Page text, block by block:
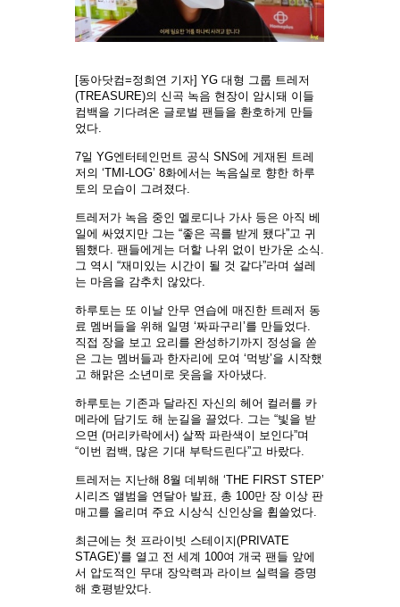
[동아닷컴=정희연 기자] YG 대형 그룹 트레저
(TREASURE)의 신곡 녹음 현장이 암시돼 이들
컴백을 기다려온 글로벌 팬들을 환호하게 만들
었다.
7일 YG엔터테인먼트 공식 SNS에 게재된 트레
저의 ‘TMI-LOG’ 8화에서는 녹음실로 향한 하루
토의 모습이 그려졌다.
트레저가 녹음 중인 멜로디나 가사 등은 아직 베
일에 싸였지만 그는 “좋은 곡를 받게 됐다”고 귀
띔했다. 팬들에게는 더할 나위 없이 반가운 소식.
그 역시 “재미있는 시간이 될 것 같다”라며 설레
는 마음을 감추치 않았다.
하루토는 또 이날 안무 연습에 매진한 트레저 동
료 멤버들을 위해 일명 ‘짜파구리’를 만들었다.
직접 장을 보고 요리를 완성하기까지 정성을 쏟
은 그는 멤버들과 한자리에 모여 ‘먹방’을 시작했
고 해맑은 소년미로 웃음을 자아냈다.
하루토는 기존과 달라진 자신의 헤어 컬러를 카
메라에 담기도 해 눈길을 끌었다. 그는 “빛을 받
으면 (머리카락에서) 살짝 파란색이 보인다”며
“이번 컴백, 많은 기대 부탁드린다”고 바랐다.
트레저는 지난해 8월 데뷔해 ‘THE FIRST STEP’
시리즈 앨범을 연달아 발표, 총 100만 장 이상 판
매고를 올리며 주요 시상식 신인상을 휩쓸었다.
최근에는 첫 프라이빗 스테이지(PRIVATE
STAGE)’를 열고 전 세계 100여 개국 팬들 앞에
서 압도적인 무대 장악력과 라이브 실력을 증명
해 호평받았다.